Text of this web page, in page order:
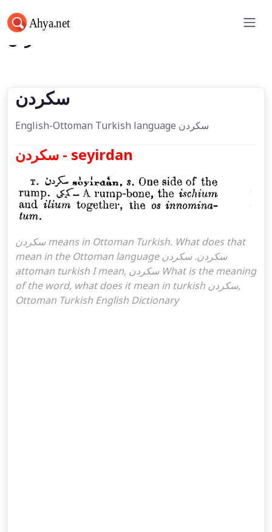
سكردن
سكردن
English-Ottoman Turkish language سكردن
سكردن - seyirdan
سكردن means in Ottoman Turkish. What does that
mean in the Ottoman language سكردن. سكردن
attoman turkish I mean, سكردن What is the meaning
of the word, what does it mean in turkish سكردن,
Ottoman Turkish English Dictionary